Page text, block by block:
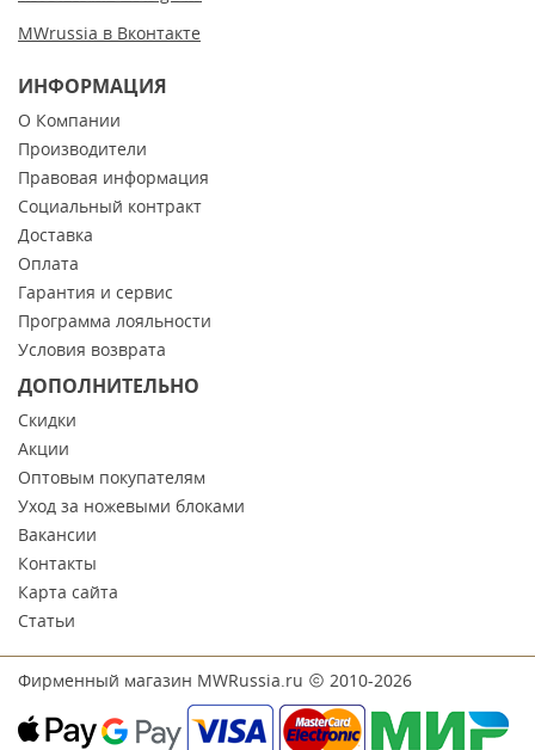
MWrussia в Вконтакте
ИНФОРМАЦИЯ
О Компании
Производители
Правовая информация
Социальный контракт
Доставка
Оплата
Гарантия и сервис
Программа лояльности
Условия возврата
ДОПОЛНИТЕЛЬНО
Скидки
Акции
Оптовым покупателям
Уход за ножевыми блоками
Вакансии
Контакты
Карта сайта
Статьи
Фирменный магазин MWRussia.ru 2010-2026